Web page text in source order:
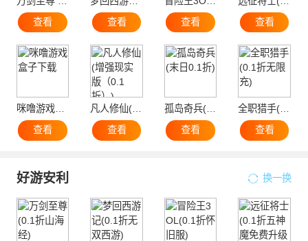
查看
查看
查看
查看
咪噜游戏盒子下载
查看
查看
孤岛奇兵(末日0.1折)
查看
查看
好游安利 换一换